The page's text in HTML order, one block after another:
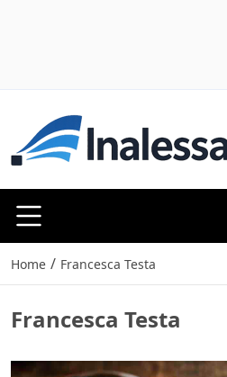
Home / Francesca Testa
Francesca Testa